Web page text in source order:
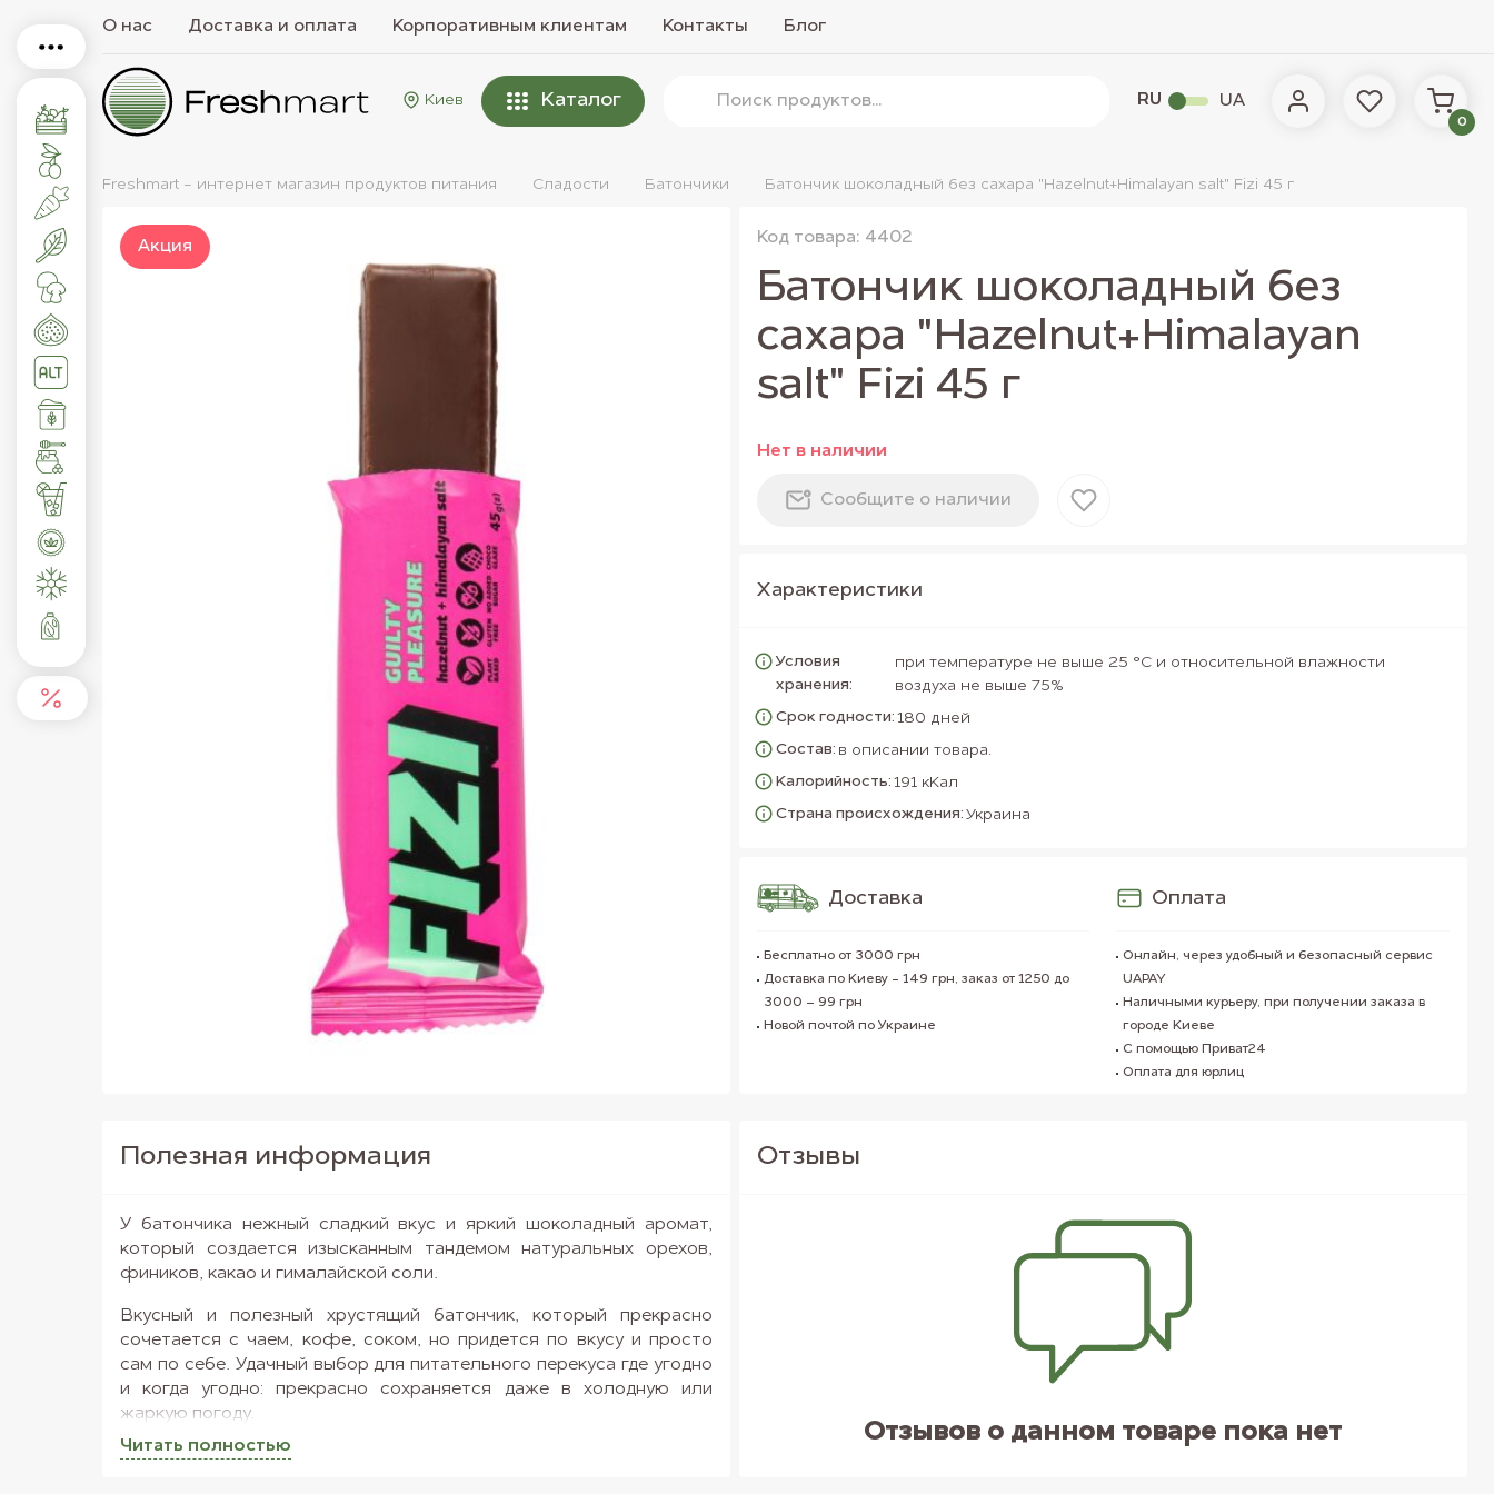
О нас Доставка и оплата Корпоративным клиентам Контакты Блог
Киев Каталог RU UA
0
Freshmart - интернет магазин продуктов питания Сладости Батончики Батончик шоколадный без сахара "Hazelnut+Himalayan salt" Fizi 45 г
Батончик шоколадный без
сахара "Hazelnut+Himalayan
salt" Fizi 45 г
Акция Код товара: 4402
Нет в наличии
Сообщите о наличии
Характеристики
Условия
хранения:
при температуре не выше 25 °С и относительной влажности
воздуха не выше 75%
Срок годности: 180 дней
Состав: в описании товара.
Калорийность: 191 кКал
Страна происхождения: Украина
Доставка
Бесплатно от 3000 грн
Доставка по Киеву - 149 грн, заказ от 1250 до
3000 – 99 грн
Новой почтой по Украине
Оплата
Онлайн, через удобный и безопасный сервис
UAPAY
Наличными курьеру, при получении заказа в
городе Киеве
С помощью Приват24
Оплата для юрлиц
Полезная информация
Читать полностью
У батончика нежный сладкий вкус и яркий шоколадный аромат,
который создается изысканным тандемом натуральных орехов,
фиников, какао и гималайской соли.
Вкусный и полезный хрустящий батончик, который прекрасно
сочетается с чаем, кофе, соком, но придется по вкусу и просто
сам по себе. Удачный выбор для питательного перекуса где угодно
и когда угодно: прекрасно сохраняется даже в холодную или
жаркую погоду.
Почему мы советуем обязательно купить батончик Fizi?
Отзывы
Отзывов о данном товаре пока нет